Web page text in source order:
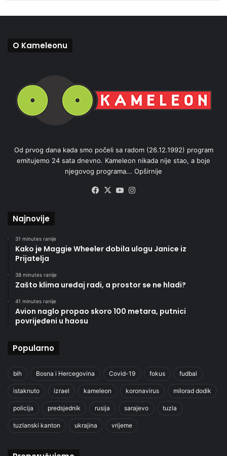
O Kameleonu
Od prvog dana kada smo počeli sa radom (26.12.1992) program
emitujemo 24 sata dnevno. Kameleon nikada nije stao, a boje
njegovog programa... Opširnije
Facebook
X YouTube
Najnovije
31 minutes ranije
Kako je Maggie Wheeler dobila ulogu Janice iz
Prijatelja
38 minutes ranije
Zašto klima uređaj radi, a prostor se ne hladi?
41 minutes ranije
Avion naglo propao skoro 100 metara, putnici
povrijeđeni u haosu
Popularno
bih Bosna i Hercegovina Covid-19 fokus fudbal
istaknuto izrael kameleon koronavirus milorad dodik
policija predsjednik rusija sarajevo tuzla
tuzlanski kanton ukrajina vrijeme